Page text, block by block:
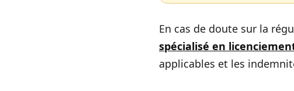
En cas de doute sur la
spécialisé en
applicables et les